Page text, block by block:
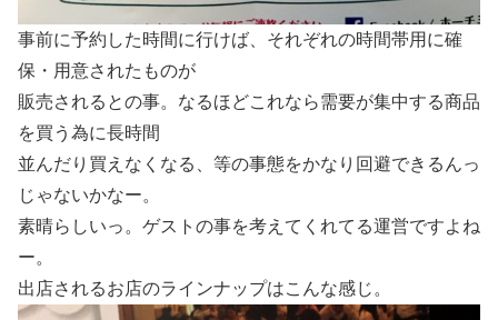
事前に予約した時間に行けば、それぞれの時間帯用に確
保・用意されたものが
販売されるとの事。なるほどこれなら需要が集中する商品
を買う為に長時間
並んだり買えなくなる、等の事態をかなり回避できるんっ
じゃないかなー。
素晴らしいっ。ゲストの事を考えてくれてる運営ですよね
ー。
出店されるお店のラインナップはこんな感じ。